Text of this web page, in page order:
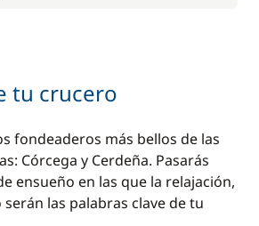
tu crucero
fondeaderos más bellos de las
Córcega y Cerdeña. Pasarás
ensueño en las que la relajación,
serán las palabras clave de tu